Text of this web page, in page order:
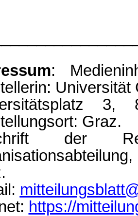
:
Universität
Graz.
der
https://